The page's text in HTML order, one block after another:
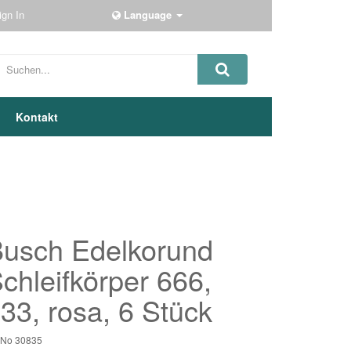
In Language
Kontakt
Edelkorund
666,
rosa, 6 Stück
30835